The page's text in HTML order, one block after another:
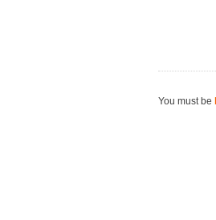
You must be